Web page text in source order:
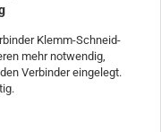
Klemm-Schneid-
mehr notwendig,
Verbinder eingelegt.